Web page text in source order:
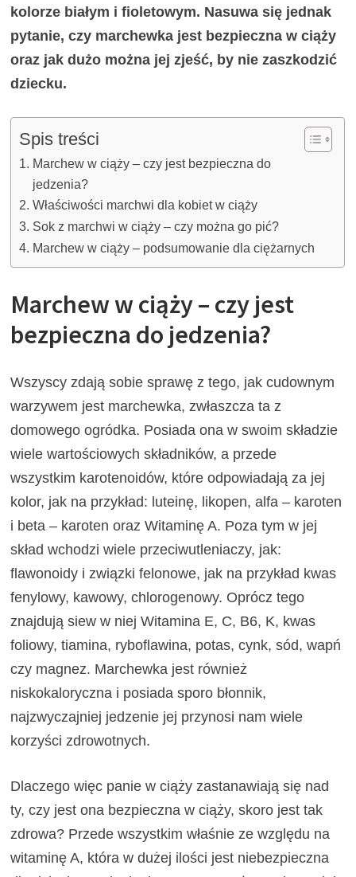
kolorze białym i fioletowym. Nasuwa się jednak
pytanie, czy marchewka jest bezpieczna w ciąży
oraz jak dużo można jej zjeść, by nie zaszkodzić
dziecku.
Spis treści
Marchew w ciąży – czy jest bezpieczna do
jedzenia?
Właściwości marchwi dla kobiet w ciąży
Sok z marchwi w ciąży – czy można go pić?
Marchew w ciąży – podsumowanie dla ciężarnych
Marchew w ciąży – czy jest
bezpieczna do jedzenia?
Wszyscy zdają sobie sprawę z tego, jak cudownym
warzywem jest marchewka, zwłaszcza ta z
domowego ogródka. Posiada ona w swoim składzie
wiele wartościowych składników, a przede
wszystkim karotenoidów, które odpowiadają za jej
kolor, jak na przykład: luteinę, likopen, alfa – karoten
i beta – karoten oraz Witaminę A. Poza tym w jej
skład wchodzi wiele przeciwutleniaczy, jak:
flawonoidy i związki felonowe, jak na przykład kwas
fenylowy, kawowy, chlorogenowy. Oprócz tego
znajdują siew w niej Witamina E, C, B6, K, kwas
foliowy, tiamina, ryboflawina, potas, cynk, sód, wapń
czy magnez. Marchewka jest również
niskokaloryczna i posiada sporo błonnik,
najzwyczajniej jedzenie jej przynosi nam wiele
korzyści zdrowotnych.
Dlaczego więc panie w ciąży zastanawiają się nad
ty, czy jest ona bezpieczna w ciąży, skoro jest tak
zdrowa? Przede wszystkim właśnie ze względu na
witaminę A, która w dużej ilości jest niebezpieczna